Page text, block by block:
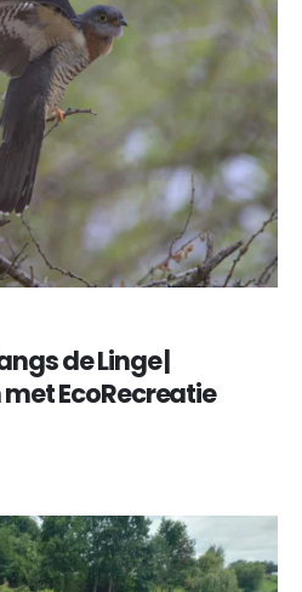
de Linge |
EcoRecreatie